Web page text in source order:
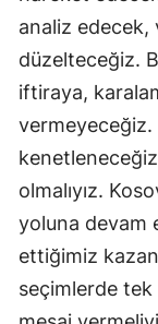
analiz edecek,
düzelteceğiz.
iftiraya,
vermeyeceğiz.
olmalıyız.
yoluna devam
ettiğimiz
seçimlerde tek